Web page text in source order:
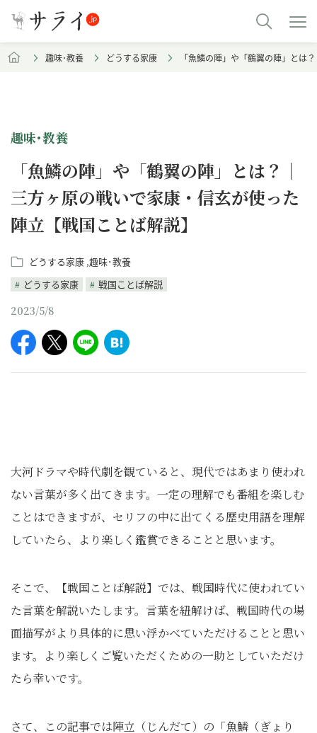
趣味･教養 どうする家康 「魚鱗の陣」や「鶴翼の陣」とは
趣味･教養
「魚鱗の陣」や「鶴翼の陣」とは？｜
三方ヶ原の戦いで家康・信玄が使った
陣立【戦国ことば解説】
どうする家康 趣味･教養
どうする家康
戦国ことば解説
2023/5/8
⼤河ドラマや時代劇を観ていると、現代ではあまり使われ
ない⾔葉が多く出てきます。一定の理解でも番組を楽しむ
ことはできますが、セリフの中に出てくる歴史⽤語を理解
していたら、より楽しく鑑賞できることと思います。
そこで、【戦国ことば解説】では、戦国時代に使われてい
た⾔葉を解説いたします。⾔葉を紐解けば、戦国時代の場
⾯描写がより具体的に思い浮かべていただけることと思い
ます。より楽しくご覧いただくための⼀助としていただけ
たら幸いです。
さて、この記事では陣立（じんだて）の「魚鱗（ぎょり